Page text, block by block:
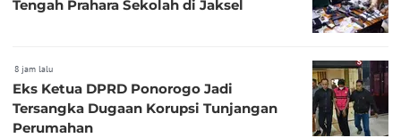
Tengah Prahara Sekolah di Jaksel
8 jam lalu
Eks Ketua DPRD Ponorogo Jadi
Tersangka Dugaan Korupsi Tunjangan
Perumahan